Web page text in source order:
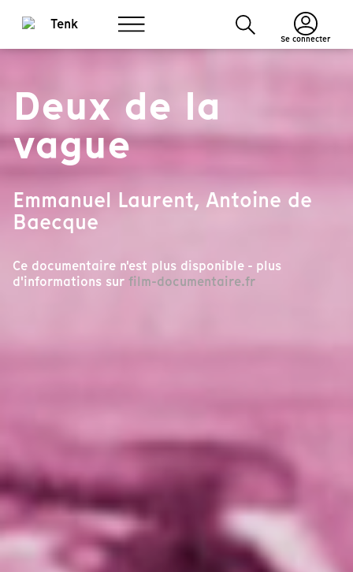
Se connecter
Deux de la
vague
Emmanuel Laurent, Antoine de
Baecque
Ce documentaire n'est plus disponible - plus
d'informations sur film-documentaire.fr